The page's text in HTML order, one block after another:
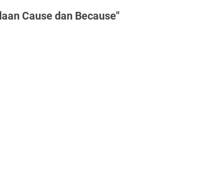
Cause dan Because"